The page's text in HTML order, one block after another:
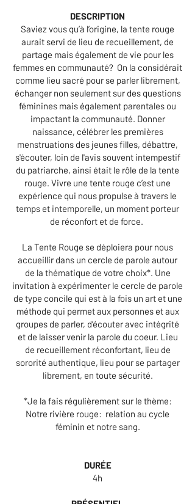
DESCRIPTION
Saviez vous qu’à l’origine, la tente rouge
aurait servi de lieu de recueillement, de
partage mais également de vie pour les
femmes en communauté? On la considérait
comme lieu sacré pour se parler librement,
échanger non seulement sur des questions
féminines mais également parentales ou
impactant la communauté. Donner
naissance, célébrer les premières
menstruations des jeunes filles, débattre,
s'écouter, loin de l'avis souvent intempestif
du patriarche, ainsi était le rôle de la tente
rouge. Vivre une tente rouge c’est une
expérience qui nous propulse à travers le
temps et intemporelle, un moment porteur
de réconfort et de force.
La Tente Rouge se déploiera pour nous
accueillir dans un cercle de parole autour
de la thématique de votre choix*. Une
invitation à expérimenter le cercle de parole
de type concile qui est à la fois un art et une
méthode qui permet aux personnes et aux
groupes de parler, d’écouter avec intégrité
et de laisser venir la parole du coeur. Lieu
de recueillement réconfortant, lieu de
sororité authentique, lieu pour se partager
librement, en toute sécurité.
*Je la fais régulièrement sur le thème:
Notre rivière rouge: relation au cycle
féminin et notre sang.
DURÉE
4h